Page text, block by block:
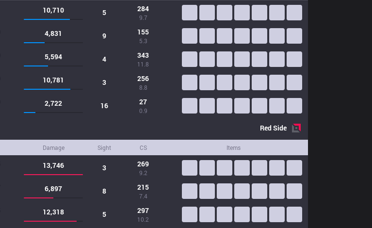
10,710 5 284
9.7
4,831 9 155
5.3
5,594 4 343
11.8
10,781 3 256
8.8
2,722 16 27
0.9
RedSide
Damage Sight CS Items
13,746 3 269
9.2
6,897 8 215
7.4
12,318 5 297
10.2